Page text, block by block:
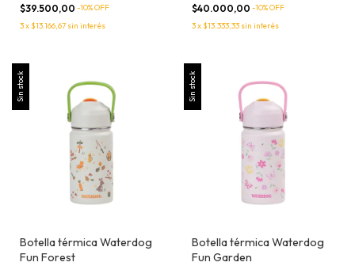
$39.500,00 -10% OFF
3x$13.166,67 sin interés
$40.000,00 -10% OFF
3x$13.333,33 sin interés
Sin stock
Botella térmica Waterdog
Fun Forest
Sin stock
Botella térmica Waterdog
Fun Garden